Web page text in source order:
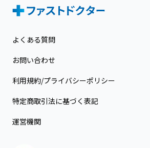
よくある質問
お問い合わせ
利用規約/プライバシーポリシー
特定商取引法に基づく表記
運営機関